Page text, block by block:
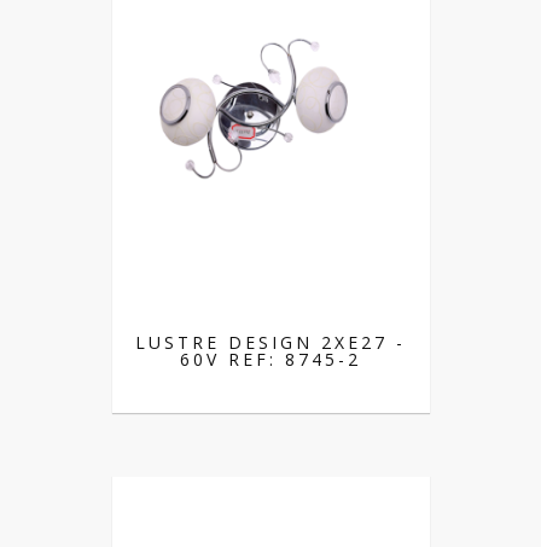
LUSTRE DESIGN 2XE27 -
60V REF: 8745-2